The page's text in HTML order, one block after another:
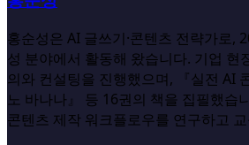
홍순성은 AI 글쓰기·콘텐츠 전략가로,
성 분야에서 활동해 왔습니다. 기업 현
의와 컨설팅을 진행했으며, 『실전 AI
노 바나나』 등 16권의 책을 집필했습
콘텐츠 제작 워크플로우를 연구하고